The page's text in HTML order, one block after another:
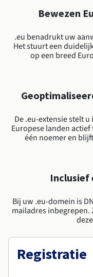
Beschikbaarheid per regio
Roadmap & Changelog
Monitoring
Roadmap & Changelog
Roadmap & Changelog
Roadmap & Changelog
Roadmap & Changelog
Bewezen
.eu benadrukt uw
Het stuurt een
op een breed
De .eu-extensie stelt
Europese landen
één noemer en
Inclusief
Bij uw .eu-domein is
mailadres
Registratie